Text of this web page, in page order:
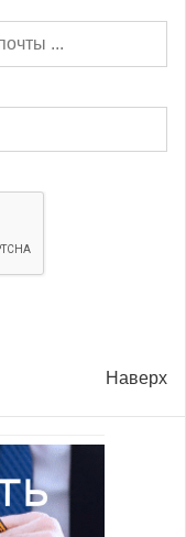
Наверх